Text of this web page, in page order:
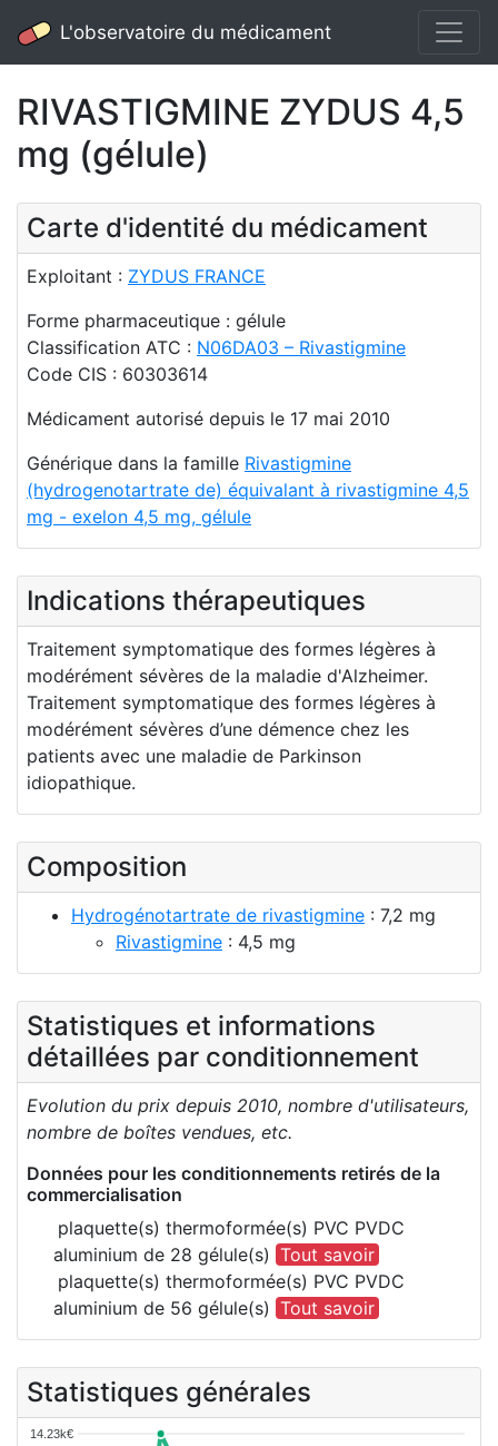
L'observatoire du médicament
RIVASTIGMINE ZYDUS 4,5
mg (gélule)
Carte d'identité du médicament
Exploitant : ZYDUS FRANCE
Forme pharmaceutique : gélule
Classification ATC : N06DA03 – Rivastigmine
Code CIS : 60303614
Médicament autorisé depuis le 17 mai 2010
Générique dans la famille Rivastigmine
(hydrogenotartrate de) équivalant à rivastigmine 4,5
mg - exelon 4,5 mg, gélule
Indications thérapeutiques
Traitement symptomatique des formes légères à
modérément sévères de la maladie d'Alzheimer.
Traitement symptomatique des formes légères à
modérément sévères d’une démence chez les
patients avec une maladie de Parkinson
idiopathique.
Composition
Hydrogénotartrate de rivastigmine : 7,2 mg
Rivastigmine : 4,5 mg
Statistiques et informations
détaillées par conditionnement
Evolution du prix depuis 2010, nombre d'utilisateurs,
nombre de boîtes vendues, etc.
Données pour les conditionnements retirés de la
commercialisation
plaquette(s) thermoformée(s) PVC PVDC
aluminium de 28 gélule(s) Tout savoir
plaquette(s) thermoformée(s) PVC PVDC
aluminium de 56 gélule(s) Tout savoir
Statistiques générales
14.23k€